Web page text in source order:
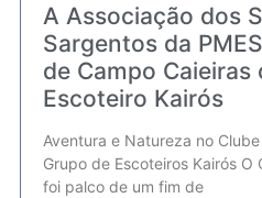
A Associação dos
Sargentos da
de Campo Caieiras
Escoteiro Kairós
Aventura e Natureza no
Grupo de Escoteiros Kairós O
foi palco de um fim de